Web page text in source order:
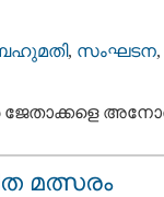
, സംഘടന,
ജേതാക്കളെ
മത്സരം